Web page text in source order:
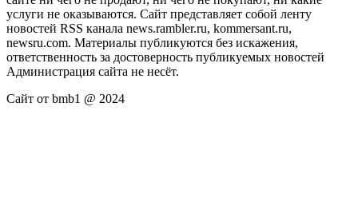
услуги не оказываются. Сайт представляет собой ленту
новостей RSS канала news.rambler.ru, kommersant.ru,
newsru.com. Материалы публикуются без искажения,
ответственность за достоверность публикуемых новостей
Администрация сайта не несёт.
Сайт от bmb1 @ 2024